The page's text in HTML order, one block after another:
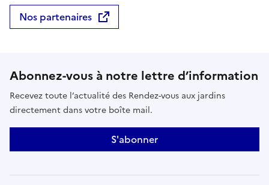
Nos partenaires
Abonnez-vous à notre lettre d’information
Recevez toute l’actualité des Rendez-vous aux jardins
directement dans votre boîte mail.
S'abonner